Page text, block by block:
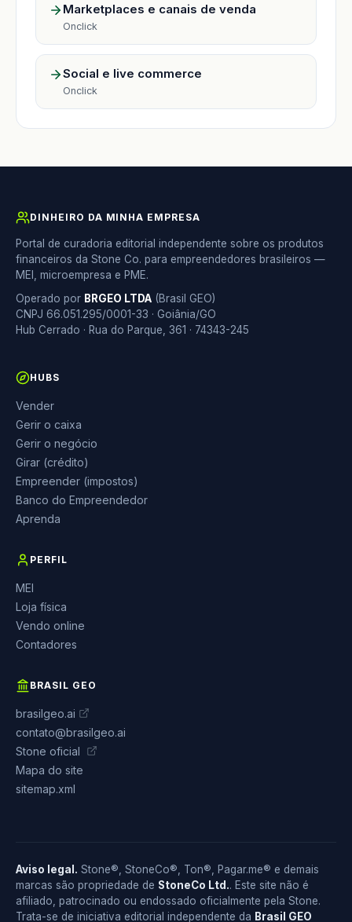
Marketplaces e canais de venda
Onclick
Social e live commerce
Onclick
DINHEIRO DA MINHA EMPRESA
Portal de curadoria editorial independente sobre os produtos
financeiros da Stone Co. para empreendedores brasileiros —
MEI, microempresa e PME.
Operado por BRGEO LTDA (Brasil GEO)
CNPJ 66.051.295/0001-33 · Goiânia/GO
Hub Cerrado · Rua do Parque, 361 · 74343-245
HUBS
Vender
Gerir o caixa
Gerir o negócio
Girar (crédito)
Empreender (impostos)
Banco do Empreendedor
Aprenda
PERFIL
MEI
Loja física
Vendo online
Contadores
BRASIL GEO
brasilgeo.ai
contato@brasilgeo.ai
Stone oficial
Mapa do site
sitemap.xml
Aviso legal. Stone®, StoneCo®, Ton®, Pagar.me® e demais
marcas são propriedade de StoneCo Ltd.. Este site não é
afiliado, patrocinado ou endossado oficialmente pela Stone.
Trata-se de iniciativa editorial independente da Brasil GEO